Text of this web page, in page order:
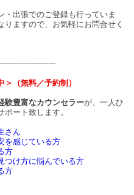
・出張でのご登録も行っていま
ますので、お気軽にお問合せく
（無料／予約制）
験豊富なカウンセラーが、一人ひ
ート致します。
さん
を感じている方
方
つけ方に悩んでいる方
方